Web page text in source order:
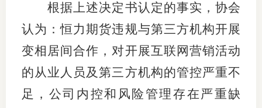
根据上述决定书认定的事实，协会
认为：恒力期货违规与第三方机构开展
变相居间合作，对开展互联网营销活动
的从业人员及第三方机构的管控严重不
足，公司内控和风险管理存在严重缺